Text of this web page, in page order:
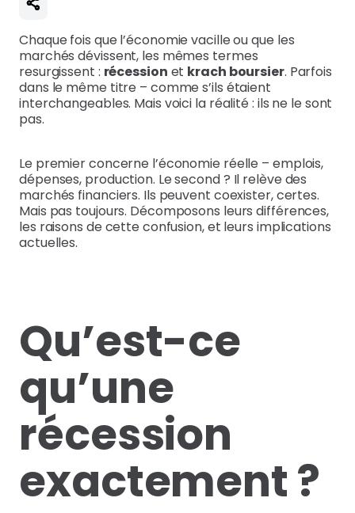
Chaque fois que l’économie vacille ou que les
marchés dévissent, les mêmes termes
resurgissent : récession et krach boursier. Parfois
dans le même titre – comme s’ils étaient
interchangeables. Mais voici la réalité : ils ne le sont
pas.
Le premier concerne l’économie réelle – emplois,
dépenses, production. Le second ? Il relève des
marchés financiers. Ils peuvent coexister, certes.
Mais pas toujours. Décomposons leurs différences,
les raisons de cette confusion, et leurs implications
actuelles.
Qu’est-ce
qu’une
récession
exactement ?